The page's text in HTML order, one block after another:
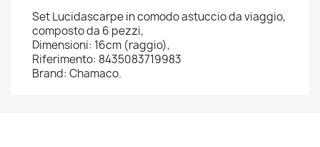
Set Lucidascarpe in comodo astuccio da viaggio,
composto da 6 pezzi,
Dimensioni: 16cm (raggio),
Riferimento: 8435083719983
Brand: Chamaco.